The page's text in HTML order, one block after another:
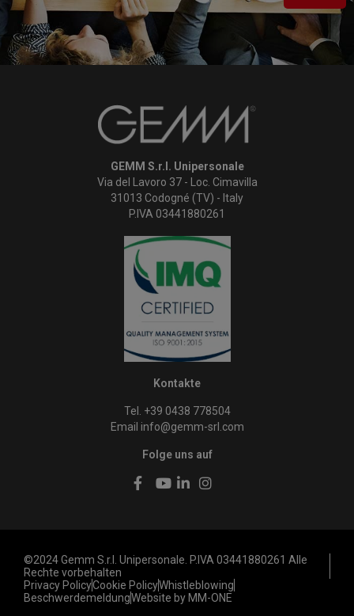
GEMM S.r.l. Unipersonale
Via del Lavoro 37 - Loc. Cimavilla
31013 Codogné (TV) - Italy
P.IVA 03441880261
Kontakte
Tel. +39 0438 778504
Email info@gemm-srl.com
Folge uns auf
©2024 Gemm S.r.l. Unipersonale. P.IVA 03441880261 Alle
Rechte vorbehalten
Privacy PolicyCookie PolicyWhistleblowing
BeschwerdemeldungWebsite by MM-ONE